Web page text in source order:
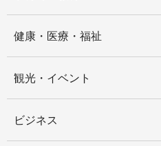
健康・医療・福祉
観光・イベント
ビジネス